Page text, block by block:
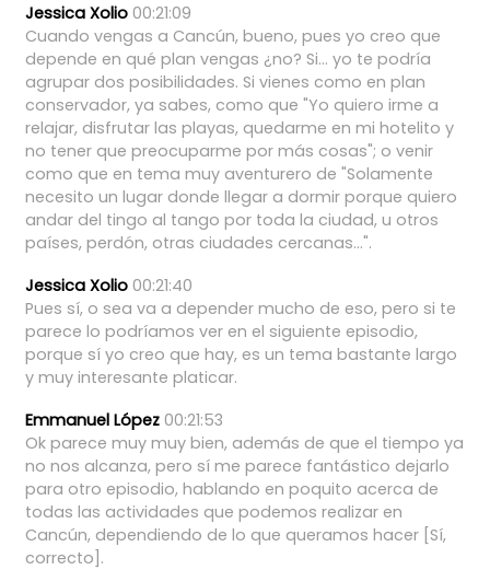
Jessica Xolio 00:21:09
Cuando vengas a Cancún, bueno, pues yo creo que
depende en qué plan vengas ¿no? Si... yo te podría
agrupar dos posibilidades. Si vienes como en plan
conservador, ya sabes, como que "Yo quiero irme a
relajar, disfrutar las playas, quedarme en mi hotelito y
no tener que preocuparme por más cosas"; o venir
como que en tema muy aventurero de "Solamente
necesito un lugar donde llegar a dormir porque quiero
andar del tingo al tango por toda la ciudad, u otros
países, perdón, otras ciudades cercanas...".
Jessica Xolio 00:21:40
Pues sí, o sea va a depender mucho de eso, pero si te
parece lo podríamos ver en el siguiente episodio,
porque sí yo creo que hay, es un tema bastante largo
y muy interesante platicar.
Emmanuel López 00:21:53
Ok parece muy muy bien, además de que el tiempo ya
no nos alcanza, pero sí me parece fantástico dejarlo
para otro episodio, hablando en poquito acerca de
todas las actividades que podemos realizar en
Cancún, dependiendo de lo que queramos hacer [Sí,
correcto].